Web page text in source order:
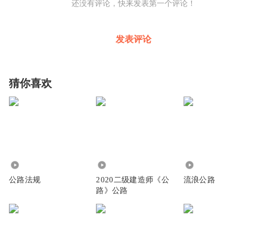
还没有评论，快来发表第一个评论！
发表评论
猜你喜欢
公路法规
2020二级建造师《公
路》公路
流浪公路